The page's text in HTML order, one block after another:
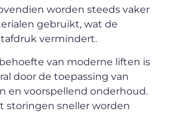
worden steeds vaker
gebruikt, wat de
vermindert.
van moderne liften is
door de toepassing van
en voorspellend onderhoud.
storingen sneller worden